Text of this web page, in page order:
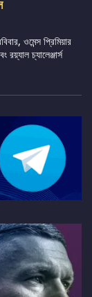
ওমেন্স প্রিমিয়ার
চ্যালেঞ্জার্স